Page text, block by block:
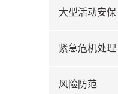
大型活动安保
紧急危机处理
风险防范